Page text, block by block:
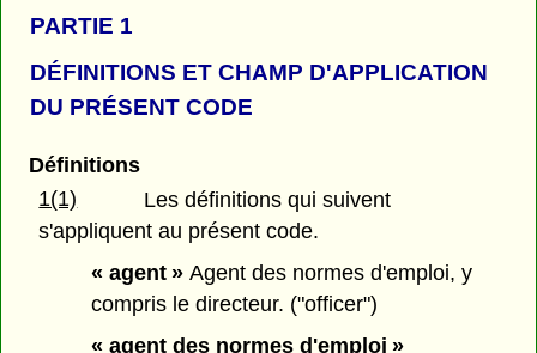
PARTIE 1
DÉFINITIONS ET CHAMP D'APPLICATION
DU PRÉSENT CODE
Définitions
1(1)
Les définitions qui suivent
s'appliquent au présent code.
« agent » Agent des normes d'emploi, y
compris le directeur. ("officer")
« agent des normes d'emploi »